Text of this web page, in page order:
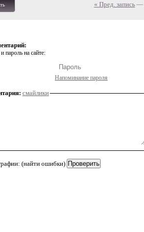
« Пред. запись—
пароль на сайте:
Напоминание пароля
смайлики
(найти ошибки)